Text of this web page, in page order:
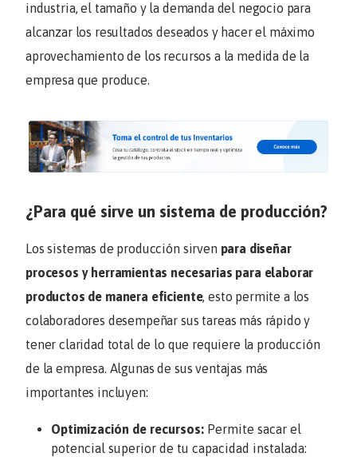
industria, el tamaño y la demanda del negocio para
alcanzar los resultados deseados y hacer el máximo
aprovechamiento de los recursos a la medida de la
empresa que produce.
¿Para qué sirve un sistema de producción?
Los sistemas de producción sirven para diseñar
procesos y herramientas necesarias para elaborar
productos de manera eficiente, esto permite a los
colaboradores desempeñar sus tareas más rápido y
tener claridad total de lo que requiere la producción
de la empresa. Algunas de sus ventajas más
importantes incluyen:
Optimización de recursos: Permite sacar el
potencial superior de tu capacidad instalada: